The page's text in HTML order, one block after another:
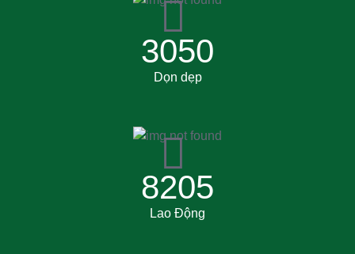
3050
Dọn dẹp
8205
Lao Động